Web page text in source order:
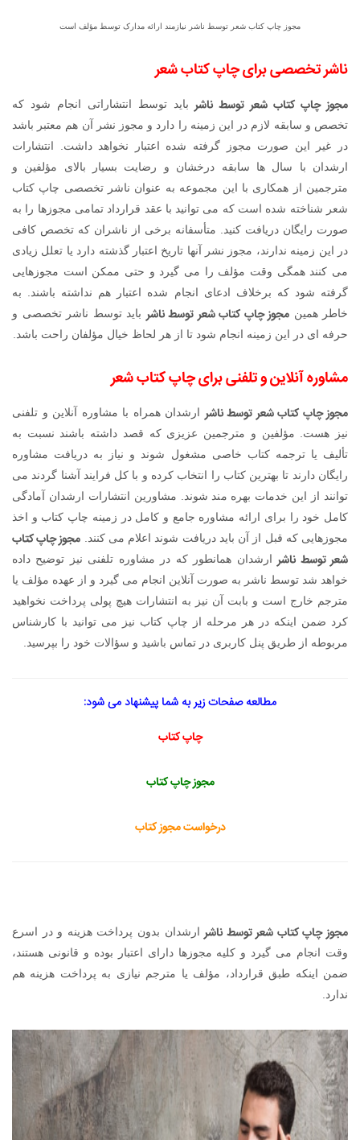
مجوز چاپ کتاب شعر توسط ناشر نیازمند ارائه مدارک توسط مؤلف است
ناشر تخصصی برای چاپ کتاب شعر
مجوز چاپ کتاب شعر توسط ناشر باید توسط انتشاراتی انجام شود که
تخصص و سابقه لازم در این زمینه را دارد و مجوز نشر آن هم معتبر باشد
در غیر این صورت مجوز گرفته شده اعتبار نخواهد داشت. انتشارات
ارشدان با سال ها سابقه درخشان و رضایت بسیار بالای مؤلفین و
مترجمین از همکاری با این مجموعه به عنوان ناشر تخصصی چاپ کتاب
شعر شناخته شده است که می توانید با عقد قرارداد تمامی مجوزها را به
صورت رایگان دریافت کنید. متأسفانه برخی از ناشران که تخصص کافی
در این زمینه ندارند، مجوز نشر آنها تاریخ اعتبار گذشته دارد یا تعلل زیادی
می کنند همگی وقت مؤلف را می گیرد و حتی ممکن است مجوزهایی
گرفته شود که برخلاف ادعای انجام شده اعتبار هم نداشته باشند. به
خاطر همین مجوز چاپ کتاب شعر توسط ناشر باید توسط ناشر تخصصی و
حرفه ای در این زمینه انجام شود تا از هر لحاظ خیال مؤلفان راحت باشد.
مشاوره آنلاین و تلفنی برای چاپ کتاب شعر
مجوز چاپ کتاب شعر توسط ناشر ارشدان همراه با مشاوره آنلاین و تلفنی
نیز هست. مؤلفین و مترجمین عزیزی که قصد داشته باشند نسبت به
تألیف یا ترجمه کتاب خاصی مشغول شوند و نیاز به دریافت مشاوره
رایگان دارند تا بهترین کتاب را انتخاب کرده و با کل فرایند آشنا گردند می
توانند از این خدمات بهره مند شوند. مشاورین انتشارات ارشدان آمادگی
کامل خود را برای ارائه مشاوره جامع و کامل در زمینه چاپ کتاب و اخذ
مجوزهایی که قبل از آن باید دریافت شوند اعلام می کنند. مجوز چاپ کتاب
شعر توسط ناشر ارشدان همانطور که در مشاوره تلفنی نیز توضیح داده
خواهد شد توسط ناشر به صورت آنلاین انجام می گیرد و از عهده مؤلف یا
مترجم خارج است و بابت آن نیز به انتشارات هیچ پولی پرداخت نخواهید
کرد ضمن اینکه در هر مرحله از چاپ کتاب نیز می توانید با کارشناس
مربوطه از طریق پنل کاربری در تماس باشید و سؤالات خود را بپرسید.
مطالعه صفحات زیر به شما پیشنهاد می شود:
چاپ کتاب
مجوز چاپ کتاب
درخواست مجوز کتاب
مجوز چاپ کتاب شعر توسط ناشر ارشدان بدون پرداخت هزینه و در اسرع
وقت انجام می گیرد و کلیه مجوزها دارای اعتبار بوده و قانونی هستند،
ضمن اینکه طبق قرارداد، مؤلف یا مترجم نیازی به پرداخت هزینه هم
ندارد.